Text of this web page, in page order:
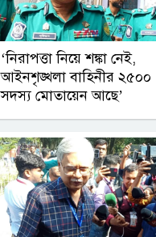
‘নিরাপত্তা নিয়ে শঙ্কা নেই,
আইনশৃঙ্খলা বাহিনীর ২৫০০
সদস্য মোতায়েন আছে’